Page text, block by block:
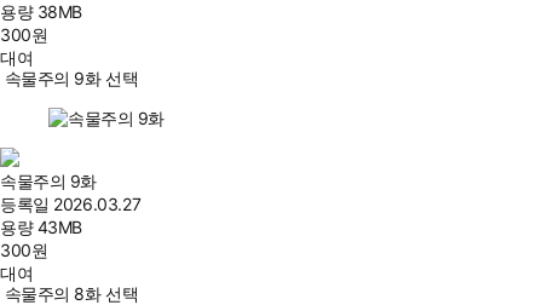
용량 38MB
300원
대여
속물주의 9화 선택
속물주의 9화
등록일 2026.03.27
용량43MB
300원
대여
속물주의 8화 선택